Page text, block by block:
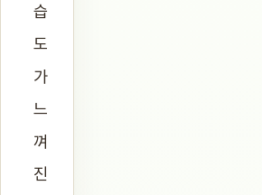
습
도
가
느
껴
진